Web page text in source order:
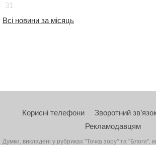
31
Всі новини за місяць
Корисні телефони Зворотний
Рекламодавцям
Думки, викладені у рубриках "Точка зору" та "Блоги",